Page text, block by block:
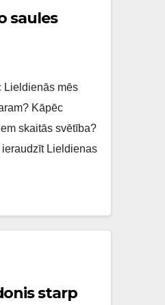
saules
Lieldienās mēs
Kāpēc
skaitās svētība?
ieraudzīt Lieldienas
starp